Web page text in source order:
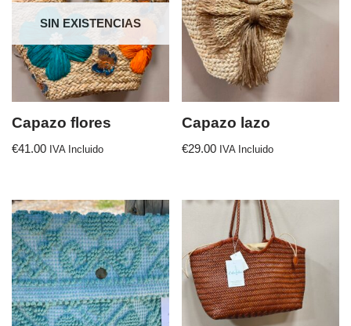
SIN EXISTENCIAS
Capazo flores
€41.00 IVA Incluido
Capazo lazo
€29.00 IVA Incluido